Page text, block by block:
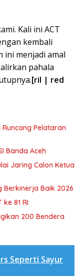
Kali ini ACT
kembali
ini menjadi amal
pahala
[ril | red
Pelataran
Banda Aceh
Jaring Calon Ketua
Berkinerja Baik 2026
81 RI
200 Bendera
Seperti Sayur